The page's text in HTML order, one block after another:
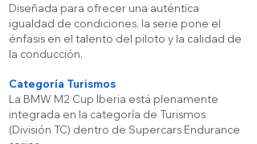
Diseñada para ofrecer una auténtica
igualdad de condiciones, la serie pone el
énfasis en el talento del piloto y la calidad de
la conducción.
Categoría Turismos
La BMW M2 Cup Iberia está plenamente
integrada en la categoría de Turismos
(División TC) dentro de Supercars Endurance